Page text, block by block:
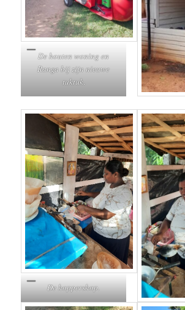
De houten woning en
Ranga bij zijn nieuwe
tuktuk.
De hoppershop.